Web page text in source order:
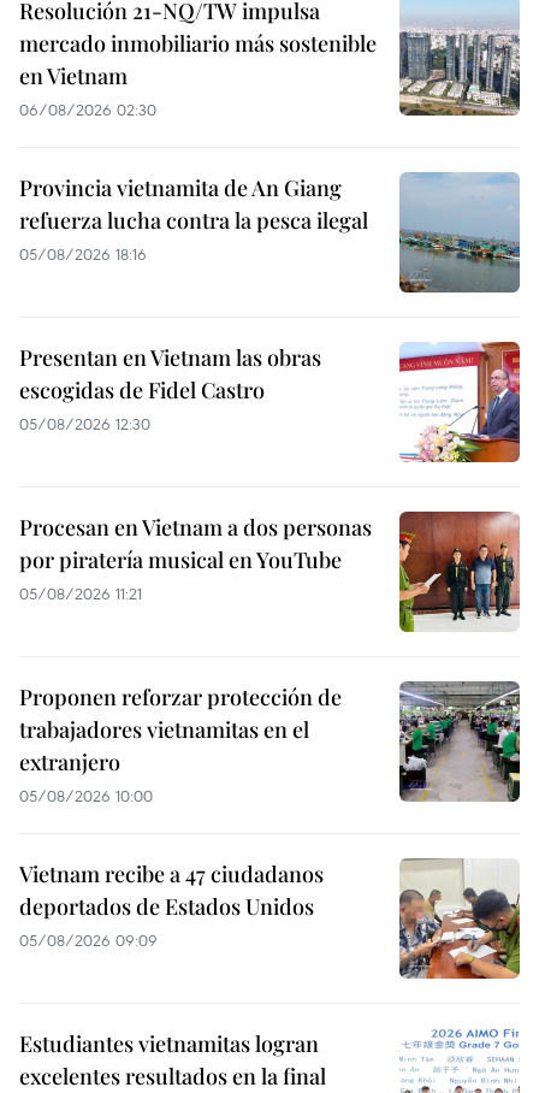
Resolución 21-NQ/TW impulsa
mercado inmobiliario más sostenible
en Vietnam
06/08/2026 02:30
Provincia vietnamita de An Giang
refuerza lucha contra la pesca ilegal
05/08/2026 18:16
Presentan en Vietnam las obras
escogidas de Fidel Castro
05/08/2026 12:30
Procesan en Vietnam a dos personas
por piratería musical en YouTube
05/08/2026 11:21
Proponen reforzar protección de
trabajadores vietnamitas en el
extranjero
05/08/2026 10:00
Vietnam recibe a 47 ciudadanos
deportados de Estados Unidos
05/08/2026 09:09
Estudiantes vietnamitas logran
excelentes resultados en la final